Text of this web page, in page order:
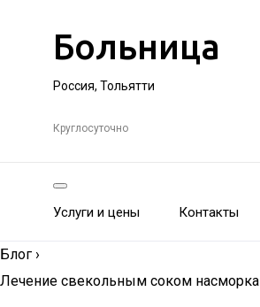
Больница
Россия, Тольятти
Круглосуточно
Услуги и цены Контакты
Блог ›
Лечение свекольным соком насморка